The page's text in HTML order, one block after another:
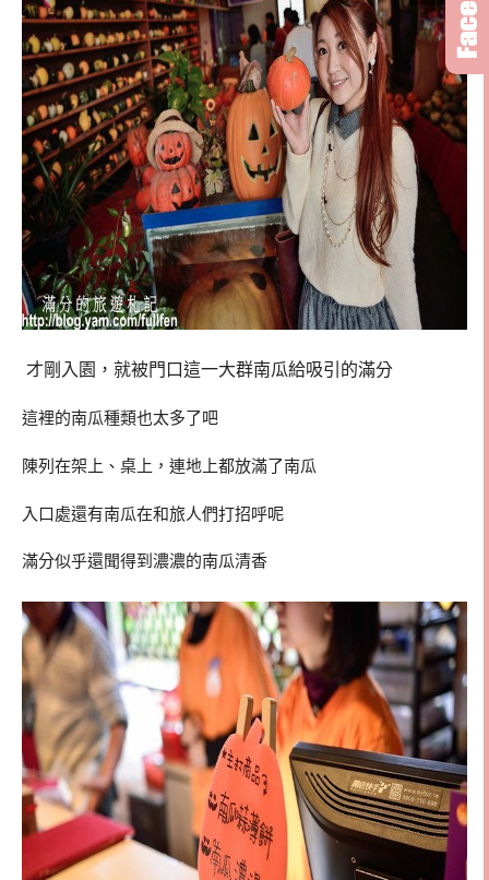
才剛入園，就被門口這一大群南瓜給吸引的滿分
這裡的南瓜種類也太多了吧
陳列在架上、桌上，連地上都放滿了南瓜
入口處還有南瓜在和旅人們打招呼呢
滿分似乎還聞得到濃濃的南瓜清香